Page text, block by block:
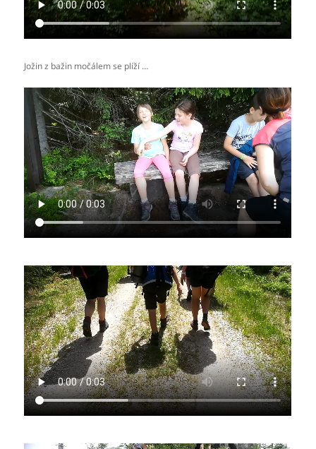
Jožin z bažin močálem se plíží …